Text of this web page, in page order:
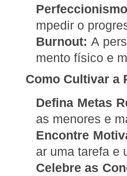
mpedir o
Burnout: A
mento físico e
Como Cultivar a
Defina Metas
as menores e
Encontre
ar uma tarefa e
Celebre as